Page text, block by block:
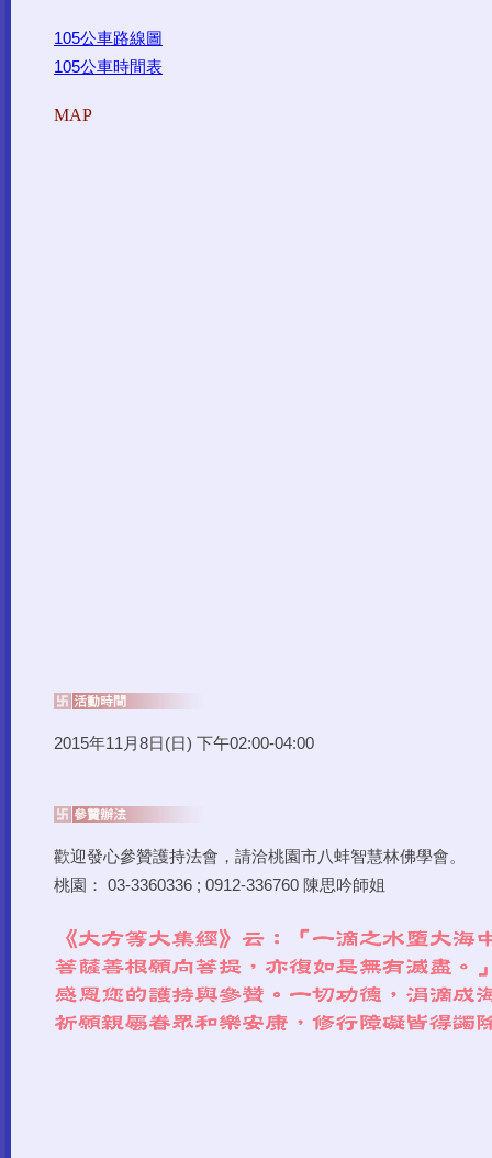
105公車路線圖
105公車時間表
MAP
2015年11月8日(日) 下午02:00-04:00
歡迎發心參贊護持法會，請洽桃園市八蚌智慧林佛學會。
桃園： 03-3360336 ; 0912-336760 陳思吟師姐